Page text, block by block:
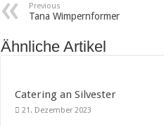
Previous
Tana Wimpernformer
Ähnliche Artikel
Catering an Silvester
21. Dezember 2023